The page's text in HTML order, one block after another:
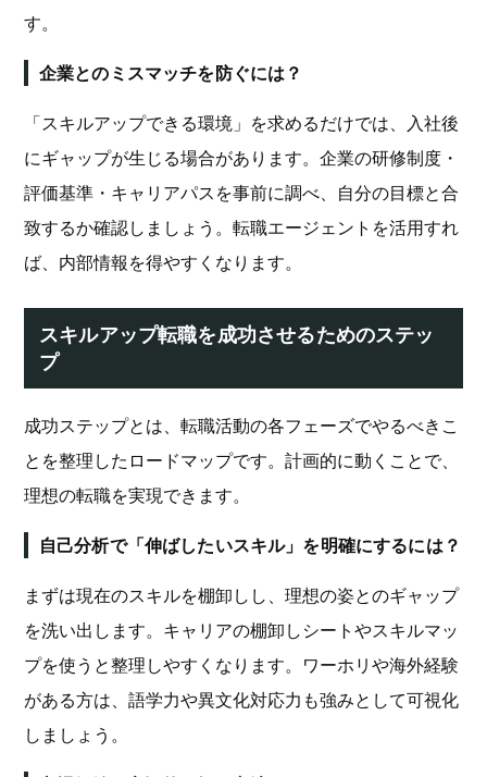
す。
企業とのミスマッチを防ぐには？
「スキルアップできる環境」を求めるだけでは、入社後
にギャップが生じる場合があります。企業の研修制度・
評価基準・キャリアパスを事前に調べ、自分の目標と合
致するか確認しましょう。転職エージェントを活用すれ
ば、内部情報を得やすくなります。
スキルアップ転職を成功させるためのステッ
プ
成功ステップとは、転職活動の各フェーズでやるべきこ
とを整理したロードマップです。計画的に動くことで、
理想の転職を実現できます。
自己分析で「伸ばしたいスキル」を明確にするには？
まずは現在のスキルを棚卸しし、理想の姿とのギャップ
を洗い出します。キャリアの棚卸しシートやスキルマッ
プを使うと整理しやすくなります。ワーホリや海外経験
がある方は、語学力や異文化対応力も強みとして可視化
しましょう。